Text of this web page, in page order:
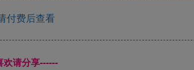
付费后查看
欢请分享------